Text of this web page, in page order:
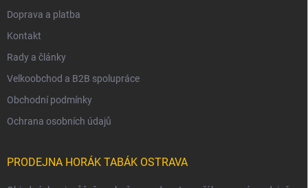
Doprava a platba
Kontakt
Rady a články
Velkoobchod a B2B spolupráce
Obchodní podmínky
Ochrana osobních údajů
PRODEJNA HORÁK TABÁK OSTRAVA